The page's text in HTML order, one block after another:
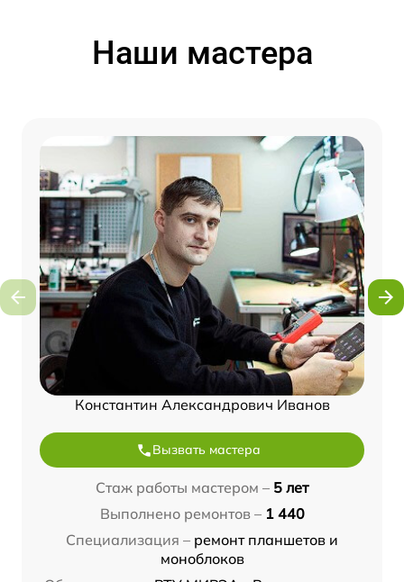
Наши мастера
Константин Александрович Иванов
Вызвать мастера
Стаж работы мастером – 5 лет
Выполнено ремонтов – 1 440
Специализация – ремонт планшетов и
моноблоков